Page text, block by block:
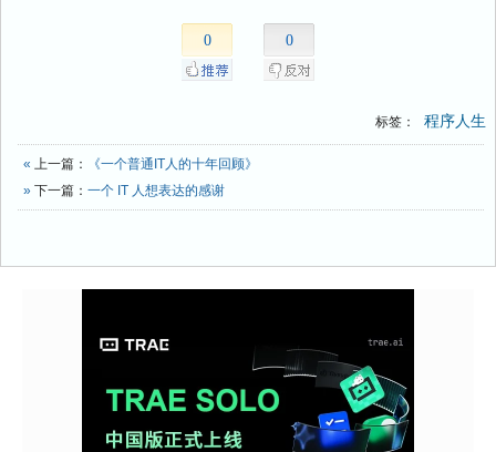
0 0
标签： 程序人生
« 上一篇：
《一个普通IT人的十年回顾》
» 下一篇： 一个 IT 人想表达的感谢